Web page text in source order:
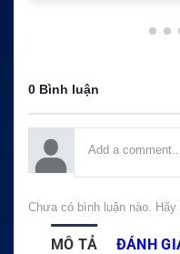
0 Bình luận
Chưa có bình luận nào.
MÔ TẢ ĐÁNH